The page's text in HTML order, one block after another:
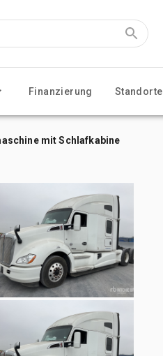
Finanzierung Standorte
mit Schlafkabine